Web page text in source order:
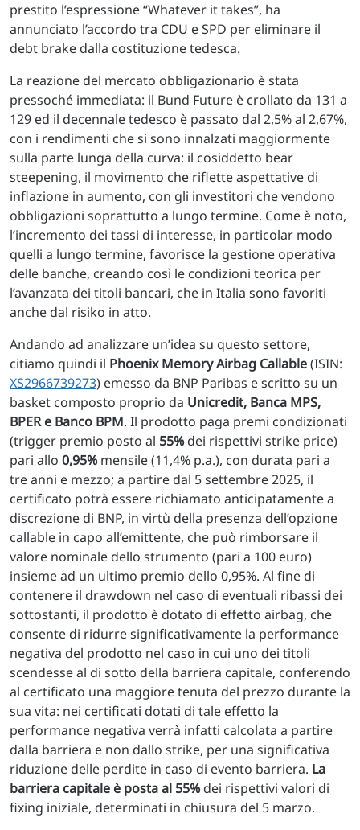
prestito l’espressione “Whatever it takes”, ha
annunciato l’accordo tra CDU e SPD per eliminare il
debt brake dalla costituzione tedesca.
La reazione del mercato obbligazionario è stata
pressoché immediata: il Bund Future è crollato da 131 a
129 ed il decennale tedesco è passato dal 2,5% al 2,67%,
con i rendimenti che si sono innalzati maggiormente
sulla parte lunga della curva: il cosiddetto bear
steepening, il movimento che riflette aspettative di
inflazione in aumento, con gli investitori che vendono
obbligazioni soprattutto a lungo termine. Come è noto,
l’incremento dei tassi di interesse, in particolar modo
quelli a lungo termine, favorisce la gestione operativa
delle banche, creando così le condizioni teorica per
l’avanzata dei titoli bancari, che in Italia sono favoriti
anche dal risiko in atto.
Andando ad analizzare un’idea su questo settore,
citiamo quindi il Phoenix Memory Airbag Callable(ISIN:
XS2966739273) emesso da BNP Paribas e scritto su un
basket composto proprio da Unicredit, Banca MPS,
BPER e Banco BPM. Il prodotto paga premi condizionati
(trigger premio posto al 55%dei rispettivi strike price)
pari allo 0,95%mensile (11,4% p.a.), con durata pari a
tre anni e mezzo; a partire dal 5 settembre 2025, il
certificato potrà essere richiamato anticipatamente a
discrezione di BNP, in virtù della presenza dell’opzione
callable in capo all’emittente, che può rimborsare il
valore nominale dello strumento (pari a 100 euro)
insieme ad un ultimo premio dello 0,95%. Al fine di
contenere il drawdown nel caso di eventuali ribassi dei
sottostanti, il prodotto è dotato di effetto airbag, che
consente di ridurre significativamente la performance
negativa del prodotto nel caso in cui uno dei titoli
scendesse al di sotto della barriera capitale, conferendo
al certificato una maggiore tenuta del prezzo durante la
sua vita: nei certificati dotati di tale effetto la
performance negativa verrà infatti calcolata a partire
dalla barriera e non dallo strike, per una significativa
riduzione delle perdite in caso di evento barriera. La
barriera capitale è posta al 55%dei rispettivi valori di
fixing iniziale, determinati in chiusura del 5 marzo.